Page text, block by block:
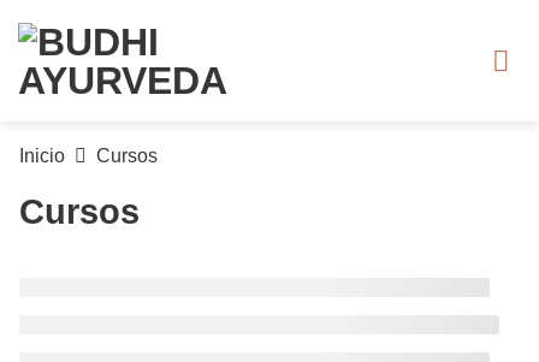
contenido
Inicio Cursos
Cursos